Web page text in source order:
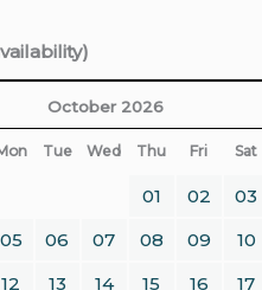
October 2026
Tue Wed Thu Fri Sat
01 02
03
05 06 07 08 09
10
12 13 14 15 16
17